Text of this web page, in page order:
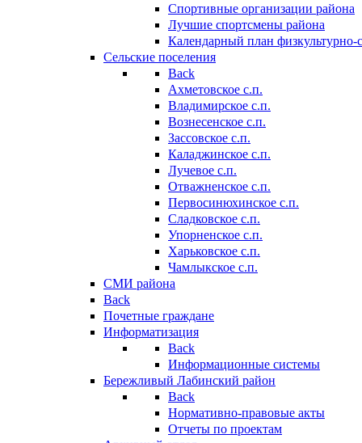
Спортивные организации района
Лучшие спортсмены района
Календарный план
Сельские поселения
Back
Ахметовское с.п.
Владимирское с.п.
Вознесенское с.п.
Зассовское с.п.
Каладжинское с.п.
Лучевое с.п.
Отважненское с.п.
Первосинюхинское с.п.
Сладковское с.п.
Упорненское с.п.
Харьковское с.п.
Чамлыкское с.п.
СМИ района
Back
Почетные граждане
Информатизация
Back
Информационные системы
Бережливый Лабинский район
Back
Нормативно-правовые акты
Отчеты по проектам